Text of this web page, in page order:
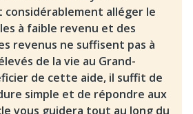
considérablement alléger le
à faible revenu et des
revenus ne suffisent pas à
de la vie au Grand-
de cette aide, il suffit de
simple et de répondre aux
vous guidera tout au long du